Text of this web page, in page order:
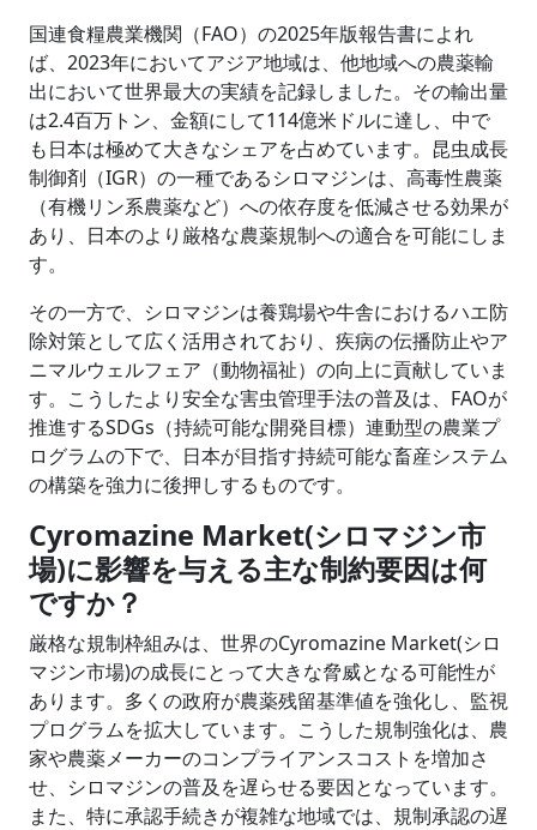
国連食糧農業機関（FAO）の2025年版報告書によれ
ば、2023年においてアジア地域は、他地域への農薬輸
出において世界最大の実績を記録しました。その輸出量
は2.4百万トン、金額にして114億米ドルに達し、中で
も日本は極めて大きなシェアを占めています。昆虫成長
制御剤（IGR）の一種であるシロマジンは、高毒性農薬
（有機リン系農薬など）への依存度を低減させる効果が
あり、日本のより厳格な農薬規制への適合を可能にしま
す。
その一方で、シロマジンは養鶏場や牛舎におけるハエ防
除対策として広く活用されており、疾病の伝播防止やア
ニマルウェルフェア（動物福祉）の向上に貢献していま
す。こうしたより安全な害虫管理手法の普及は、FAOが
推進するSDGs（持続可能な開発目標）連動型の農業プ
ログラムの下で、日本が目指す持続可能な畜産システム
の構築を強力に後押しするものです。
Cyromazine Market(シロマジン市
場)に影響を与える主な制約要因は何
ですか？
厳格な規制枠組みは、世界のCyromazine Market(シロ
マジン市場)の成長にとって大きな脅威となる可能性が
あります。多くの政府が農薬残留基準値を強化し、監視
プログラムを拡大しています。こうした規制強化は、農
家や農薬メーカーのコンプライアンスコストを増加さ
せ、シロマジンの普及を遅らせる要因となっています。
また、特に承認手続きが複雑な地域では、規制承認の遅